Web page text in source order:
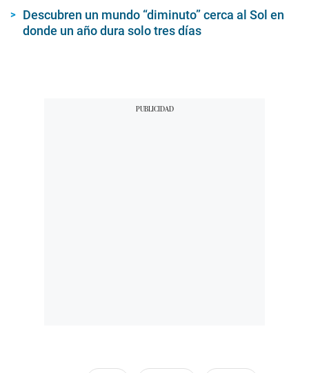
Descubren un mundo “diminuto” cerca al Sol en
donde un año dura solo tres días